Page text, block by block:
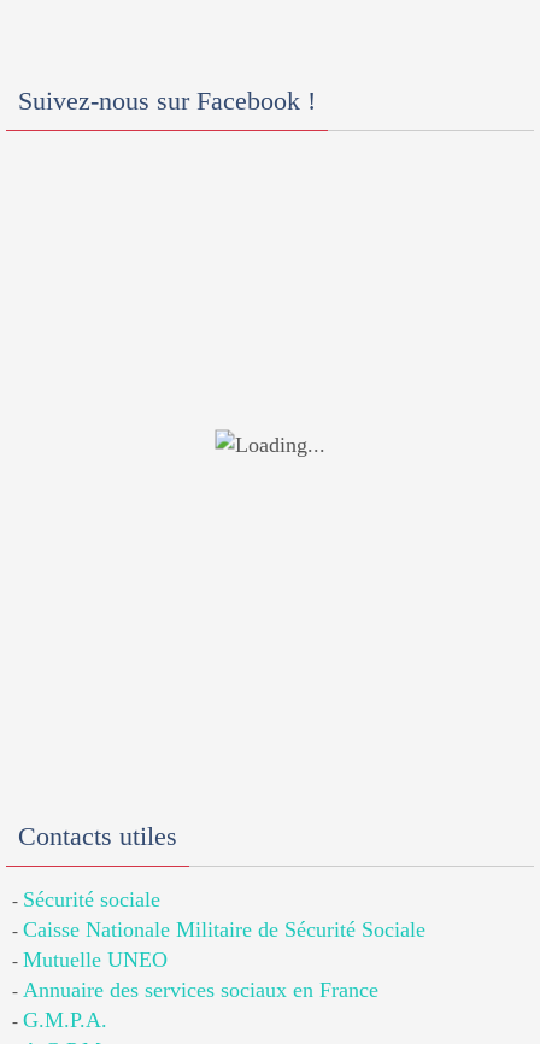
Suivez-nous sur Facebook !
Contacts utiles
- Sécurité sociale
- Caisse Nationale Militaire de Sécurité Sociale
- Mutuelle UNEO
- Annuaire des services sociaux en France
- G.M.P.A.